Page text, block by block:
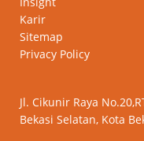
Karir
Sitemap
Privacy Policy
Jl. Cikunir Raya
Bekasi Selatan, Kota